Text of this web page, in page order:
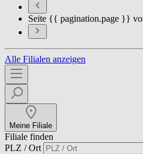
Seite {{ pagination.page }}
Alle Filialen anzeigen
Meine Filiale
Filiale finden
PLZ / Ort